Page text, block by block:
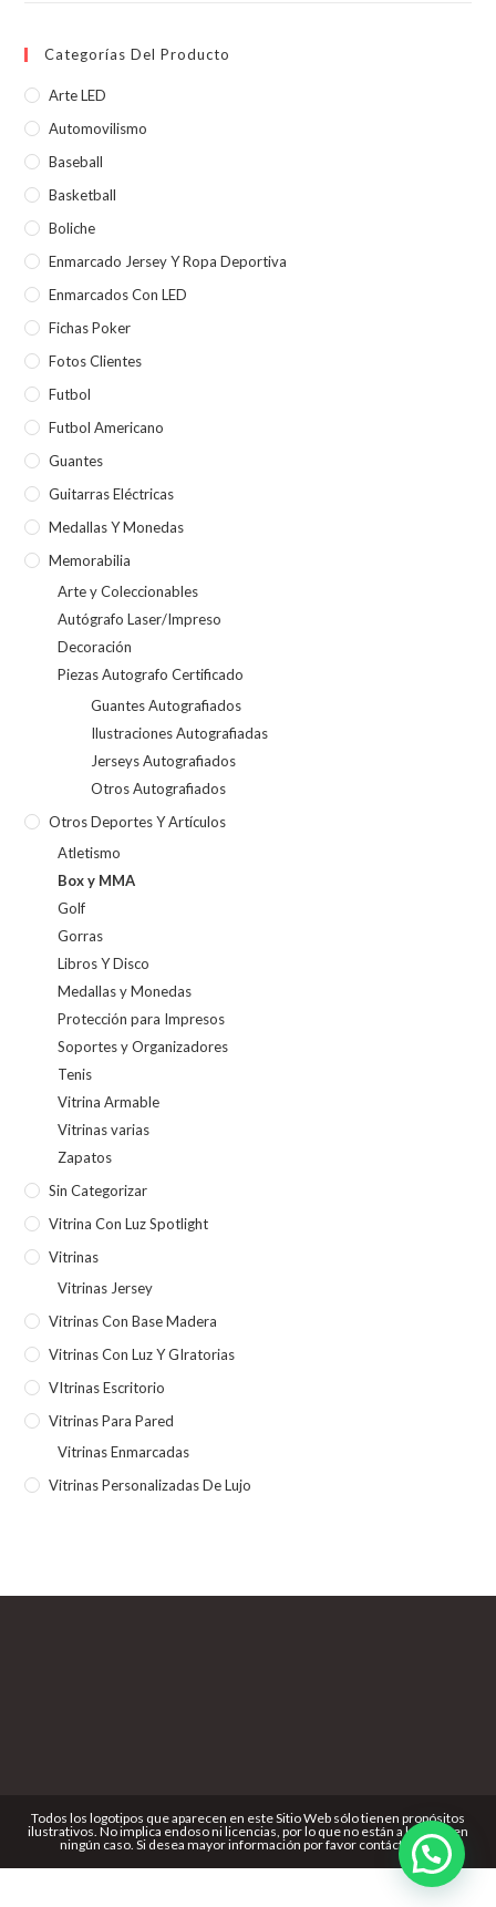
Categorías Del Producto
Arte LED
Automovilismo
Baseball
Basketball
Boliche
Enmarcado Jersey Y Ropa Deportiva
Enmarcados Con LED
Fichas Poker
Fotos Clientes
Futbol
Futbol Americano
Guantes
Guitarras Eléctricas
Medallas Y Monedas
Memorabilia
Arte y Coleccionables
Autógrafo Laser/Impreso
Decoración
Piezas Autografo Certificado
Guantes Autografiados
Ilustraciones Autografiadas
Jerseys Autografiados
Otros Autografiados
Otros Deportes Y Artículos
Atletismo
Box y MMA
Golf
Gorras
Libros Y Disco
Medallas y Monedas
Protección para Impresos
Soportes y Organizadores
Tenis
Vitrina Armable
Vitrinas varias
Zapatos
Sin Categorizar
Vitrina Con Luz Spotlight
Vitrinas
Vitrinas Jersey
Vitrinas Con Base Madera
Vitrinas Con Luz Y GIratorias
VItrinas Escritorio
Vitrinas Para Pared
Vitrinas Enmarcadas
Vitrinas Personalizadas De Lujo
Todos los logotipos que aparecen en este Sitio Web sólo tienen propósitos
ilustrativos. No implica endoso ni licencias, por lo que no están a la venta en
ningún caso. Si desea mayor información por favor contáctenos.